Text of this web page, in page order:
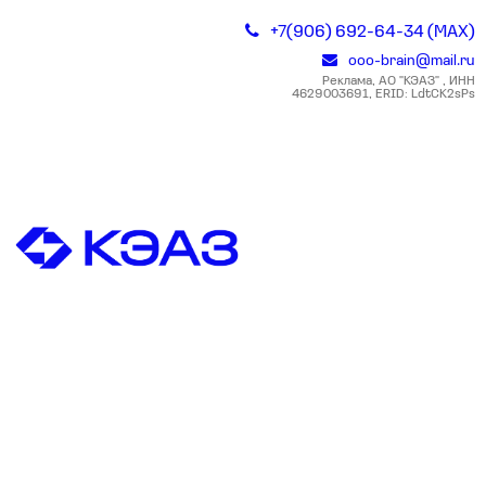
+7(906) 692-64-34 (MAX)
ooo-brain@mail.ru
Реклама, АО "КЭАЗ" , ИНН
4629003691, ERID: LdtCK2sPs